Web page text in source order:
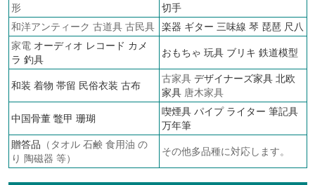
形
切手
和洋アンティーク 古道具 古民具
楽器 ギター 三味線 琴 琵琶 尺八
家電 オーディオ レコード カメ
ラ 釣具
おもちゃ 玩具 ブリキ 鉄道模型
和装 着物 帯留 民俗衣装 古布
古家具 デザイナーズ家具 北欧
家具唐木家具
中国骨董 鼈甲 珊瑚
喫煙具 パイプ ライター 筆記具
万年筆
贈答品 （タオル 石鹸 食用油 の
り 陶磁器 等）
その他多品種に対応します。